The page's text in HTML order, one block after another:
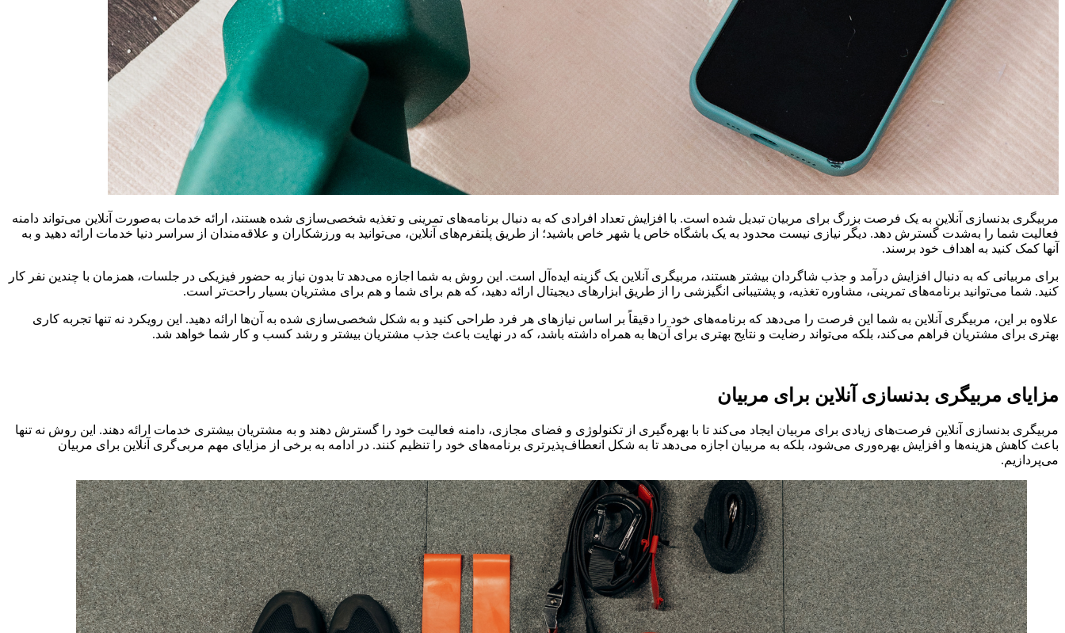
مربیگری بدنسازی آنلاین به یک فرصت بزرگ برای مربیان تبدیل شده است. با افزایش تعداد افرادی که به دنبال برنامه‌های تمرینی و تغذیه شخصی‌سازی شده هستند، ارائه خدمات به‌صورت آنلاین می‌تواند دامنه
فعالیت شما را به‌شدت گسترش دهد. دیگر نیازی نیست محدود به یک باشگاه خاص یا شهر خاص باشید؛ از طریق پلتفرم‌های آنلاین، می‌توانید به ورزشکاران و علاقه‌مندان از سراسر دنیا خدمات ارائه دهید و به
آنها کمک کنید به اهداف خود برسند.
برای مربیانی که به دنبال افزایش درآمد و جذب شاگردان بیشتر هستند، مربیگری آنلاین یک گزینه ایده‌آل است. این روش به شما اجازه می‌دهد تا بدون نیاز به حضور فیزیکی در جلسات، همزمان با چندین نفر کار
کنید. شما می‌توانید برنامه‌های تمرینی، مشاوره تغذیه، و پشتیبانی انگیزشی را از طریق ابزارهای دیجیتال ارائه دهید، که هم برای شما و هم برای مشتریان بسیار راحت‌تر است.
علاوه بر این، مربیگری آنلاین به شما این فرصت را می‌دهد که برنامه‌های خود را دقیقاً بر اساس نیازهای هر فرد طراحی کنید و به شکل شخصی‌سازی شده به آن‌ها ارائه دهید. این رویکرد نه تنها تجربه کاری
بهتری برای مشتریان فراهم می‌کند، بلکه می‌تواند رضایت و نتایج بهتری برای آن‌ها به همراه داشته باشد، که در نهایت باعث جذب مشتریان بیشتر و رشد کسب و کار شما خواهد شد.
مزایای مربیگری بدنسازی آنلاین برای مربیان
مربیگری بدنسازی آنلاین فرصت‌های زیادی برای مربیان ایجاد می‌کند تا با بهره‌گیری از تکنولوژی و فضای مجازی، دامنه فعالیت خود را گسترش دهند و به مشتریان بیشتری خدمات ارائه دهند. این روش نه تنها
باعث کاهش هزینه‌ها و افزایش بهره‌وری می‌شود، بلکه به مربیان اجازه می‌دهد تا به شکل انعطاف‌پذیرتری برنامه‌های خود را تنظیم کنند. در ادامه به برخی از مزایای مهم مربی‌گری آنلاین برای مربیان
می‌پردازیم.